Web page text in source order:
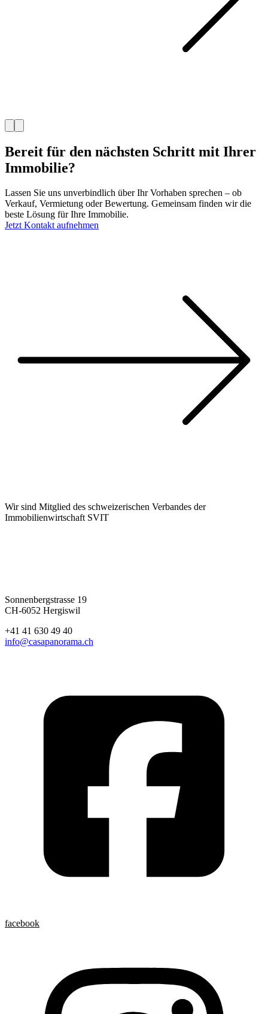
Bereit für den nächsten Schritt mit Ihrer
Immobilie?
Lassen Sie uns unverbindlich über Ihr Vorhaben sprechen – ob
Verkauf, Vermietung oder Bewertung. Gemeinsam finden wir die
beste Lösung für Ihre Immobilie.
Jetzt Kontakt aufnehmen
Wir sind Mitglied des schweizerischen Verbandes der
Immobilienwirtschaft SVIT
Sonnenbergstrasse 19
CH-6052 Hergiswil
+41 41 630 49 40
info@casapanorama.ch
facebook